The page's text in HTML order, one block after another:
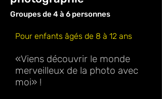
Groupes de 4 à 6 personnes
Pour enfants âgés de 8 à 12 ans
«Viens découvrir le monde
merveilleux de la photo avec
moi» !